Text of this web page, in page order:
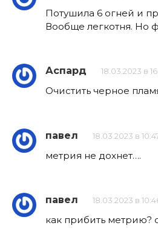
Потушила 6 огней и
Вообще легкотня. Но
Аспард 18.03.2023 в
Очистить черное
павел 18.03.2023 в
метрия не дохнет….
павел 18.03.2023 в
как прибить метрию?